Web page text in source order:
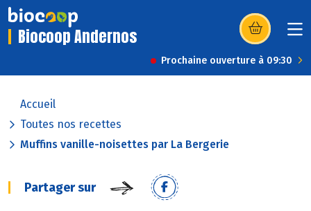
Biocoop Andernos (s’ouvre dans
Prochaine ouverture à 09:30
Accueil
Toutes nos recettes
Muffins vanille-noisettes par La Bergerie
Partager sur